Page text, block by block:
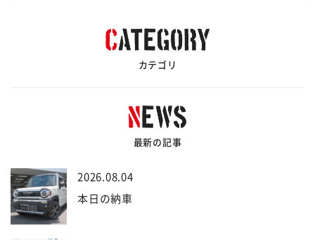
カテゴリ
最新の記事
2026.08.04
本日の納車